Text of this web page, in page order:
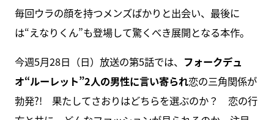
毎回ウラの顔を持つメンズばかりと出会い、最後に
は“えなりくん”も登場して驚くべき展開となる本作。
今週5月28日（日）放送の第5話では、 フォークデュ
オ“ルーレット”2人の男性に言い寄られ恋の三角関係が
勃発?! 果たしてさおりはどちらを選ぶのか？ 恋の行